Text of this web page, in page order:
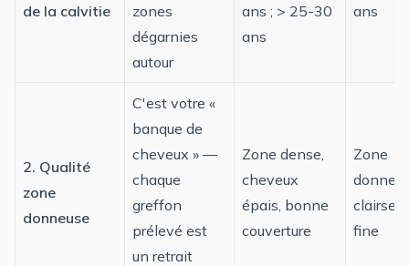
de la calvitie
zones
dégarnies
autour
ans ; > 25-30
ans
ans
2. Qualité
zone
donneuse
C'est votre «
banque de
cheveux » —
chaque
greffon
prélevé est
un retrait
Zone dense,
cheveux
épais, bonne
couverture
Zone
fine